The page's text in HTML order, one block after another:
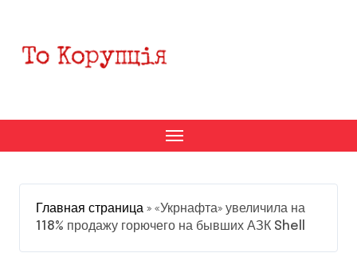
содержанию
Главная страница » «Укрнафта» увеличила на
118% продажу горючего на бывших АЗК Shell